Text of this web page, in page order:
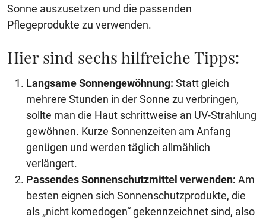
Sonne auszusetzen und die passenden
Pflegeprodukte zu verwenden.
Hier sind sechs hilfreiche Tipps:
Langsame Sonnengewöhnung: Statt gleich
mehrere Stunden in der Sonne zu verbringen,
sollte man die Haut schrittweise an UV-Strahlung
gewöhnen. Kurze Sonnenzeiten am Anfang
genügen und werden täglich allmählich
verlängert.
Passendes Sonnenschutzmittel verwenden: Am
besten eignen sich Sonnenschutzprodukte, die
als „nicht komedogen“ gekennzeichnet sind, also